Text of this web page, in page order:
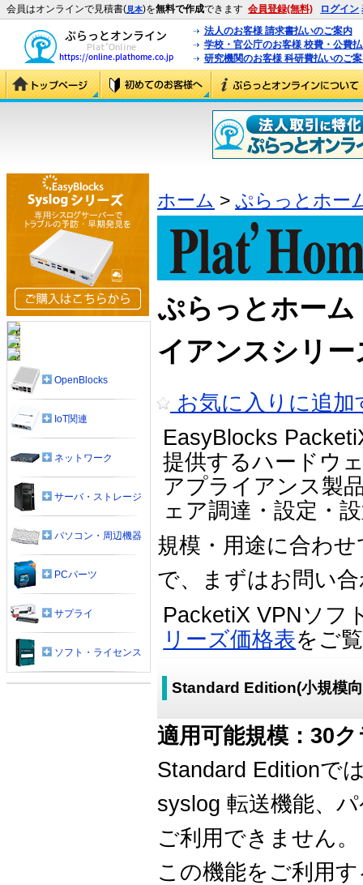
会員はオンラインで見積書(見本)を無料で作成できます 会員登録(無料) ログイン
法人のお客様 請求書払いのご案内
学校・官公庁のお客様 校費・公費
研究機関のお客様 科研費払いのご
ホーム > ぷらっとホー
ぷらっとホー
イアンスシリー
お気に入りに追加
EasyBlocks
提供するハードウ
アプライアンス製
ェア調達・設定・
規模・用途に合わ
で、まずはお問い
PacketiX VPNソフ
リーズ価格表をご
Standard Edition(小規模
適用可能規模：30
Standard Editionで
syslog 転送機能、
ご利用できません。
この機能をご利用
OpenBlocks
IoT関連
ネットワーク
サーバ・ストレージ
パソコン・周辺機器
PCパーツ
サプライ
ソフト・ライセンス